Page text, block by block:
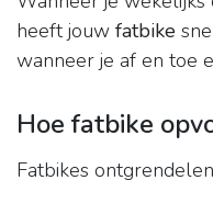
heeft jouw fatbike
wanneer je af en toe
Hoe fatbike
Fatbikes